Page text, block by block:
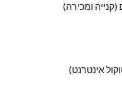
ומכירה)